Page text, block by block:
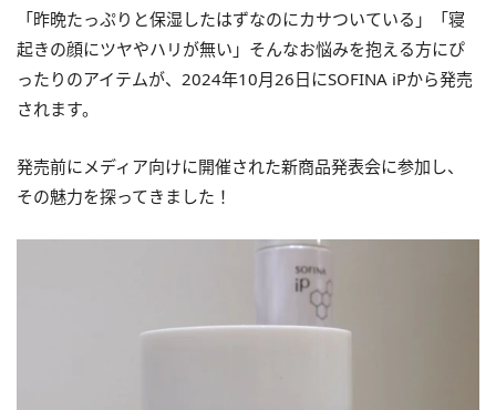
「昨晩たっぷりと保湿したはずなのにカサついている」「寝
起きの顔にツヤやハリが無い」そんなお悩みを抱える方にぴ
ったりのアイテムが、2024年10月26日にSOFINA iPから発売
されます。
発売前にメディア向けに開催された新商品発表会に参加し、
その魅力を探ってきました！